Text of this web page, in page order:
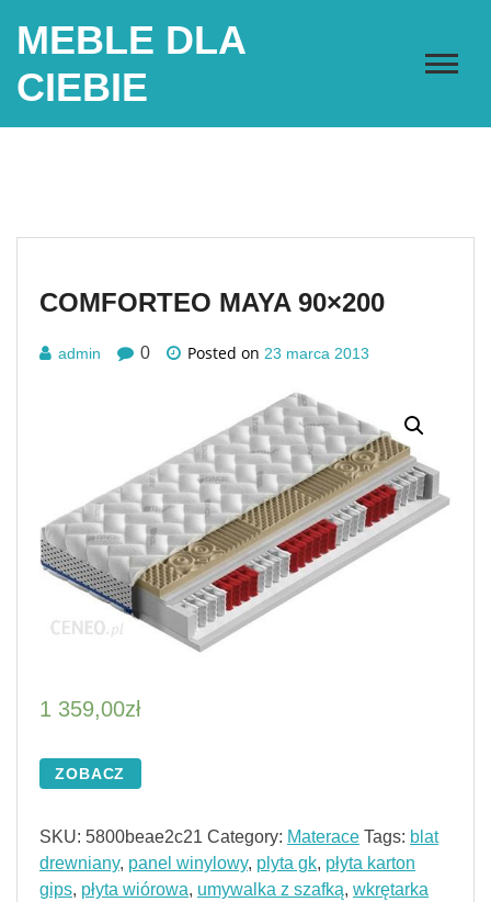
MEBLE DLA
CIEBIE
COMFORTEO MAYA 90×200
admin 0 Posted on 23 marca 2013
1 359,00zł
ZOBACZ
SKU: 5800beae2c21 Category: Materace Tags: blat
drewniany, panel winylowy, plyta gk, płyta karton
gips, płyta wiórowa, umywalka z szafką, wkrętarka